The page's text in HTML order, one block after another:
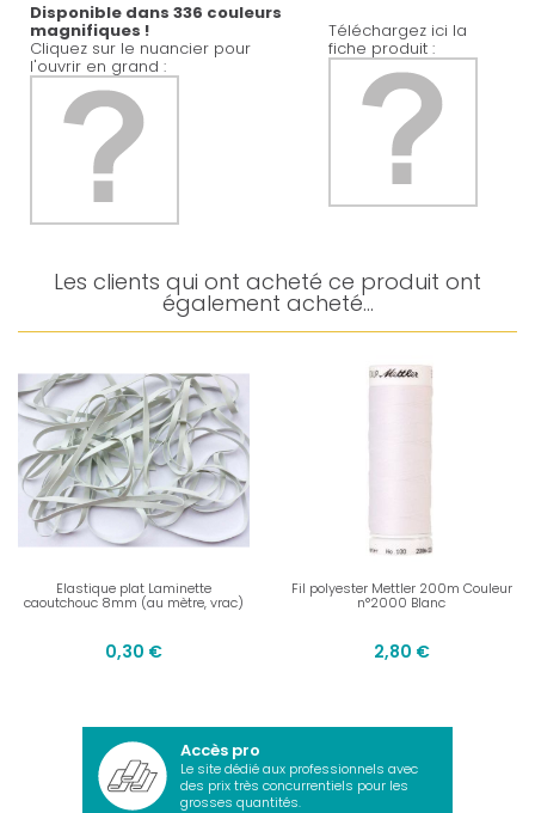
Disponible dans 336 couleurs
magnifiques !
Cliquez sur le nuancier pour
l'ouvrir en grand :
Téléchargez ici la
fiche produit :
Les clients qui ont acheté ce produit ont
également acheté...
Elastique plat Laminette
caoutchouc 8mm (au mètre, vrac)
0,30 €
Fil polyester Mettler 200m Couleur
n°2000 Blanc
2,80 €
Accès pro
Le site dédié aux professionnels avec
des prix très concurrentiels pour les
grosses quantités.